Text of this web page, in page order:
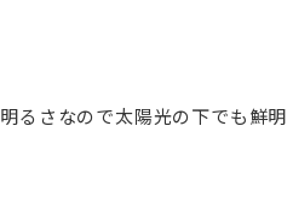
るさなので太陽光の下でも鮮明